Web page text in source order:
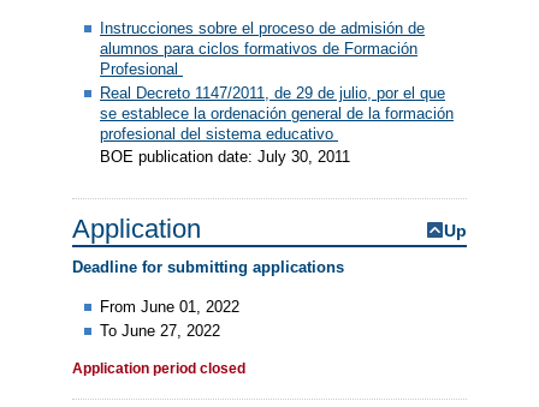
Instrucciones sobre el proceso de admisión de
alumnos para ciclos formativos de Formación
Profesional
Real Decreto 1147/2011, de 29 de julio, por el que
se establece la ordenación general de la formación
profesional del sistema educativo
BOE publication date: July 30, 2011
Application Up
Deadline for submitting applications
From June 01, 2022
To June 27, 2022
Application period closed